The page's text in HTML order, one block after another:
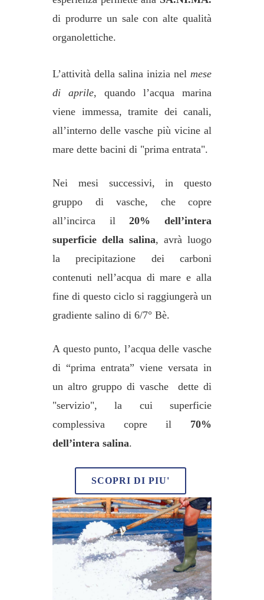
di produrre un sale con alte qualità
organolettiche.
L’attività della salina inizia nel mese
di aprile, quando l’acqua marina
viene immessa, tramite dei canali,
all’interno delle vasche più vicine al
mare dette bacini di "prima entrata".
Nei mesi successivi, in questo
gruppo di vasche, che copre
all’incirca il20% dell’intera
superficie della salina, avrà luogo
la precipitazione dei carboni
contenuti nell’acqua di mare e alla
fine di questo ciclo si raggiungerà un
gradiente salino di 6/7° Bè.
A questo punto, l’acqua delle vasche
di “prima entrata” viene versata in
un altro gruppo di vasche dette di
"servizio", la cui superficie
complessiva copre il 70%
dell’intera salina.
SCOPRI DI PIU'